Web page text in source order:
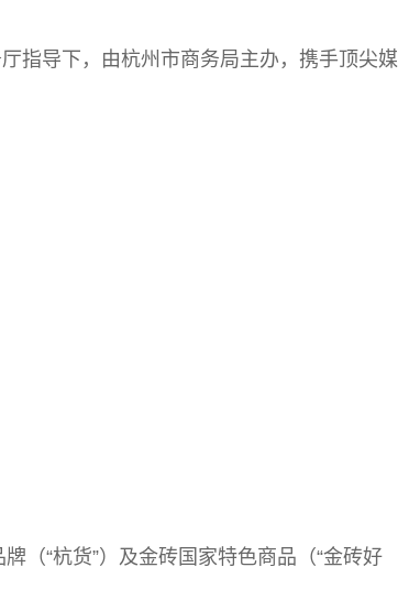
指导下，由杭州市商务局主办，携手顶尖媒
（“杭货”）及金砖国家特色商品（“金砖好